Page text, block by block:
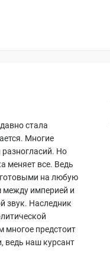
стала
Многие
Но
меняет все. Ведь
на любую
между империей и
звук. Наследник
многое предстоит
ведь наш курсант